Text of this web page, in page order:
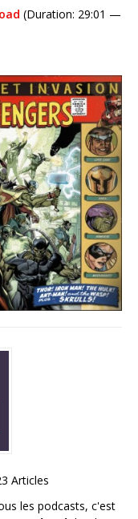
(Duration: 29:01 —
Articles
les podcasts, c'est